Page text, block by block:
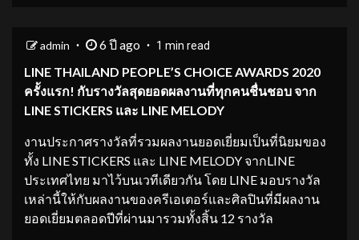
admin 6 ปี ago 1 min read
LINE THAILAND PEOPLE’S CHOICE AWARDS 2020
ครั้งแรก! กับรางวัลสุดยอดผลงานที่ทุกคนชื่นชอบ จาก
LINE STICKERS และ LINE MELODY
งานประกาศรางวัลที่รวมผลงานยอดเยี่ยมเป็นที่นิยมของ
ทั้ง LINE STICKERS และ LINE MELODY จากLINE
ประเทศไทย มาไว้บนเวทีเดียวกัน โดย LINE มอบรางวัล
เหล่านี้ให้กับผลงานของครีเอเตอร์และศิลปินที่มีผลงาน
ยอดเยี่ยมตลอดปีที่ผ่านมารวมทั้งสิ้น 12 รางวัล